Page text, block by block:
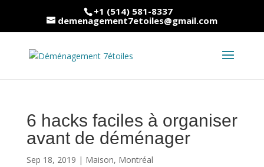
+1 (514) 581-8337
demenagement7etoiles@gmail.com
6 hacks faciles à organiser
avant de déménager
Sep 18, 2019 | Maison, Montréal